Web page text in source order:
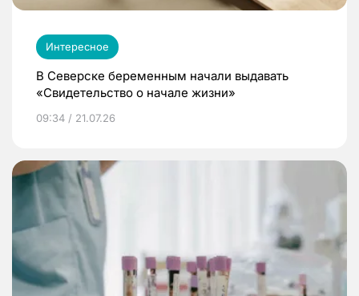
Интересное
В Северске беременным начали выдавать
«Свидетельство о начале жизни»
09:34 / 21.07.26